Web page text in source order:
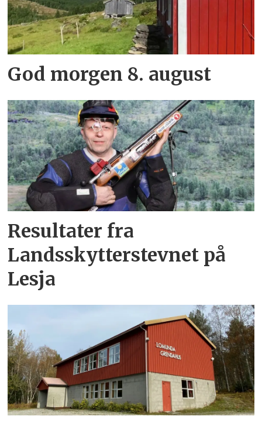
God morgen 8. august
Resultater fra
Landsskytterstevnet på
Lesja